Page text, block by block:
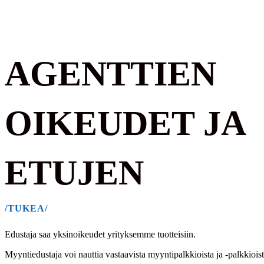
AGENTTIEN
OIKEUDET JA
ETUJEN
/TUKEA/
Edustaja saa yksinoikeudet yrityksemme tuotteisiin.
Myyntiedustaja voi nauttia vastaavista myyntipalkkioista ja -